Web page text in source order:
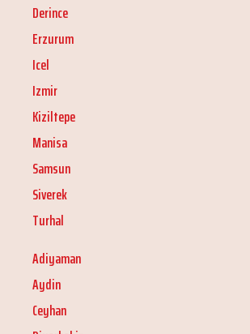
Derince
Erzurum
Icel
Izmir
Kiziltepe
Manisa
Samsun
Siverek
Turhal
Adiyaman
Aydin
Ceyhan